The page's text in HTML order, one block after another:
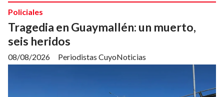
Tragedia en Guaymallén: un muerto,
seis heridos
Periodistas CuyoNoticias
Policiales
08/08/2026